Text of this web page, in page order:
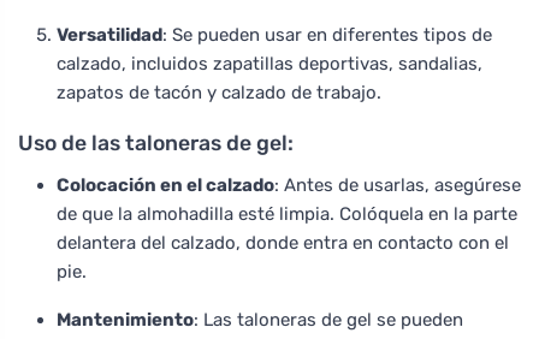
Versatilidad: Se pueden usar en diferentes tipos de
calzado, incluidos zapatillas deportivas, sandalias,
zapatos de tacón y calzado de trabajo.
Uso de las taloneras de gel:
Colocación en el calzado: Antes de usarlas, asegúrese
de que la almohadilla esté limpia. Colóquela en la parte
delantera del calzado, donde entra en contacto con el
pie.
Mantenimiento: Las taloneras de gel se pueden